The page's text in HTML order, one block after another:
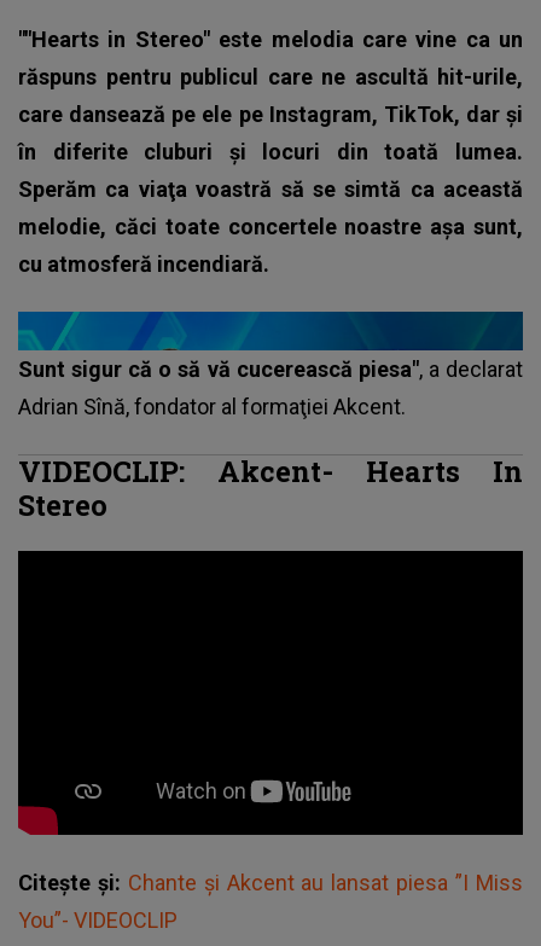
""Hearts in Stereo" este melodia care vine ca un
răspuns pentru publicul care ne ascultă hit-urile,
care dansează pe ele pe Instagram, TikTok, dar şi
în diferite cluburi şi locuri din toată lumea.
Sperăm ca viaţa voastră să se simtă ca această
melodie, căci toate concertele noastre aşa sunt,
cu atmosferă incendiară.
Sunt sigur că o să vă cucerească piesa", a declarat
Adrian Sînă, fondator al formaţiei Akcent.
VIDEOCLIP: Akcent- Hearts In
Stereo
Citește și: Chante și Akcent au lansat piesa ”I Miss
You”- VIDEOCLIP